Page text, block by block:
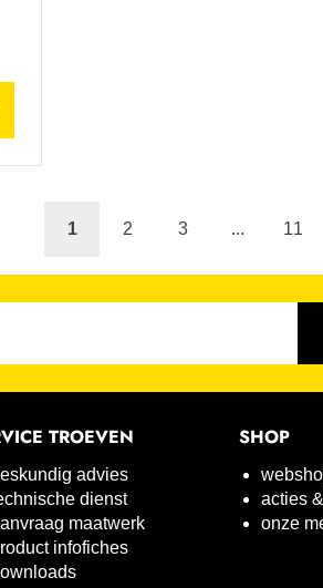
1 2 3 ... 11
TROEVEN
advies
dienst
maatwerk
infofiches
SHOP
acties
onze